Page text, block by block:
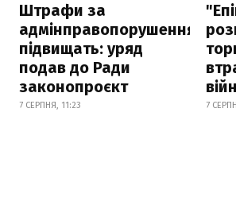
Штрафи за
адмінправопорушення
підвищать: уряд
подав до Ради
законопроєкт
7 СЕРПНЯ, 11:23 7